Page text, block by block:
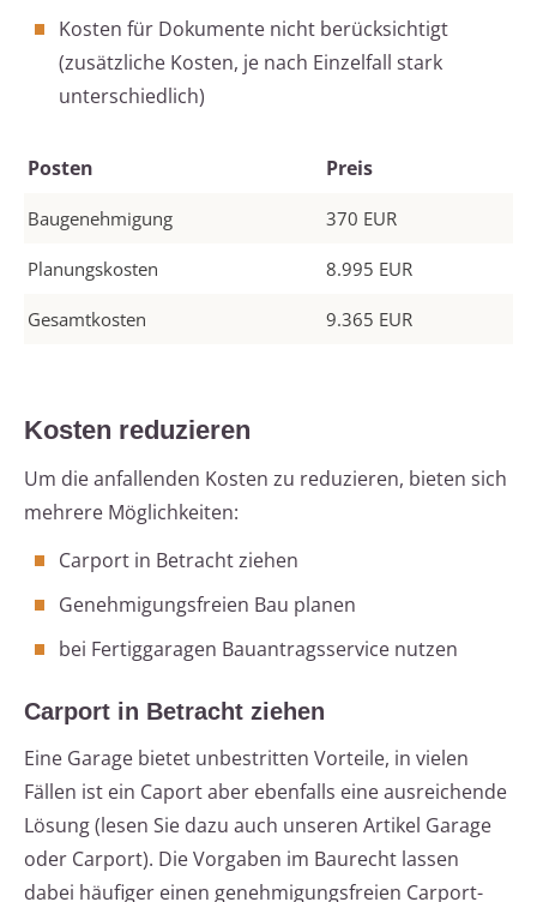
Kosten für Dokumente nicht berücksichtigt
(zusätzliche Kosten, je nach Einzelfall stark
unterschiedlich)
Posten Preis
Baugenehmigung 370 EUR
Planungskosten 8.995 EUR
Gesamtkosten 9.365 EUR
Kosten reduzieren
Um die anfallenden Kosten zu reduzieren, bieten sich
mehrere Möglichkeiten:
Carport in Betracht ziehen
Genehmigungsfreien Bau planen
bei Fertiggaragen Bauantragsservice nutzen
Carport in Betracht ziehen
Eine Garage bietet unbestritten Vorteile, in vielen
Fällen ist ein Caport aber ebenfalls eine ausreichende
Lösung (lesen Sie dazu auch unseren Artikel Garage
oder Carport). Die Vorgaben im Baurecht lassen
dabei häufiger einen genehmigungsfreien Carport-